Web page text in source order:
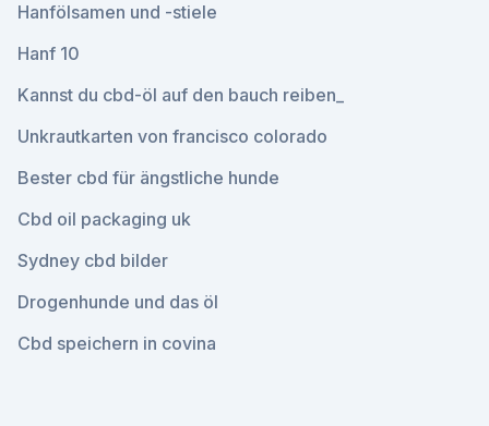
Hanfölsamen und -stiele
Hanf 10
Kannst du cbd-öl auf den bauch reiben_
Unkrautkarten von francisco colorado
Bester cbd für ängstliche hunde
Cbd oil packaging uk
Sydney cbd bilder
Drogenhunde und das öl
Cbd speichern in covina